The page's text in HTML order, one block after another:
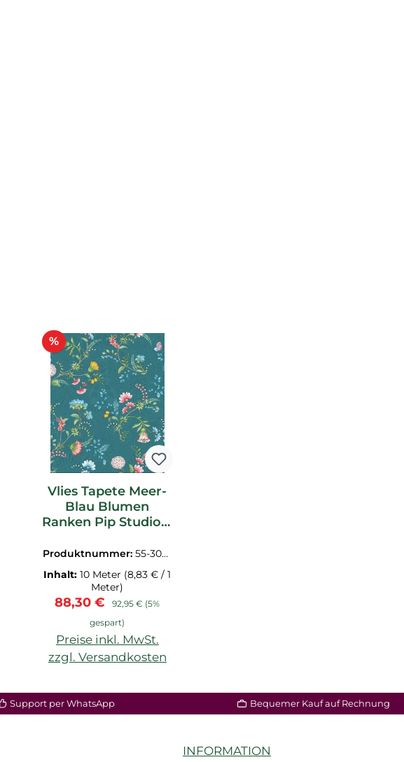
%Rabatt
Vlies Tapete Meer-
Blau Blumen
Ranken Pip Studio 5
Produktnummer:55-3001
Inhalt:10 Meter (8,83 € / 1
Meter)
Verkaufspreis:
88,30 € Regulärer Preis:
92,95 € (5%
gespart)
Preise inkl. MwSt.
zzgl. Versandkosten
Support per WhatsApp Bequemer Kauf auf Rechnung
INFORMATION